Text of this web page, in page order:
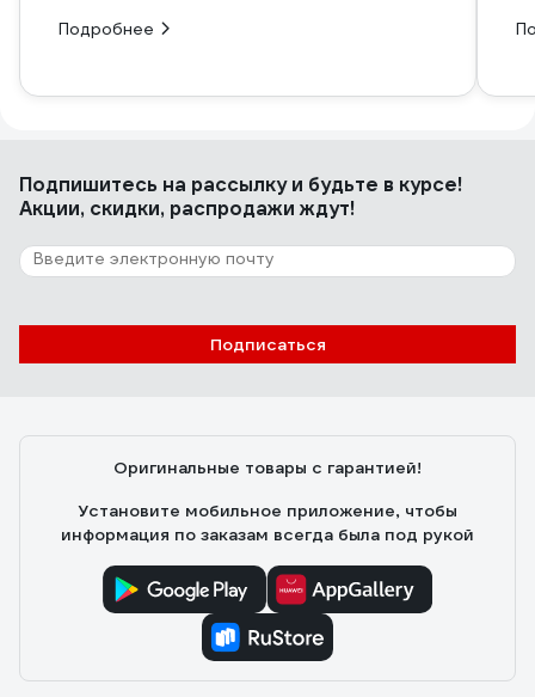
Подробнее
Подпишитесь на рассылкуи будьте в курсе!
Акции, скидки, распродажи ждут!
Подписаться
Оригинальные товары с гарантией!
Установите мобильное приложение, чтобы
информация по заказам всегда была под рукой